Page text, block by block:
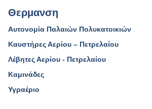
Θερμανση
Αυτονομία Παλαιών Πολυκατοικιών
Καυστήρες Αερίου – Πετρελαίου
Λέβητες Αερίου - Πετρελαίου
Καμινάδες
Υγραέριο